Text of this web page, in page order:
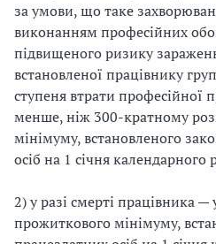
за умови, що таке
виконанням професійних
підвищеного ризику
встановленої працівнику
ступеня втрати професійної
менше, ніж 300-кратному
мінімуму, встановленого
осіб на 1 січня календарного
2) у разі смерті працівника
прожиткового мінімуму,